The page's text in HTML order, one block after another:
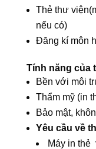
Thẻ thư
nếu có)
Đăng kí môn
Tính năng của
Bền với môi
Thẩm mỹ (in
Bảo mật,
Yêu cầu về
Máy in thẻ